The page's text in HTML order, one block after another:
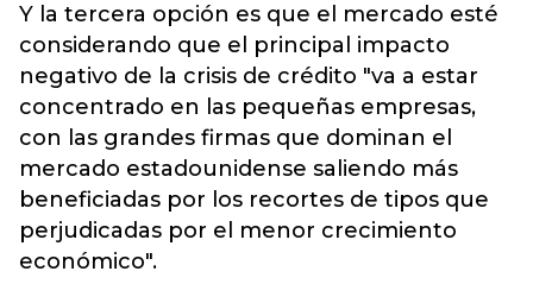
Y la tercera opción es que el mercado esté
considerando que el principal impacto
negativo de la crisis de crédito "va a estar
concentrado en las pequeñas empresas,
con las grandes firmas que dominan el
mercado estadounidense saliendo más
beneficiadas por los recortes de tipos que
perjudicadas por el menor crecimiento
económico".